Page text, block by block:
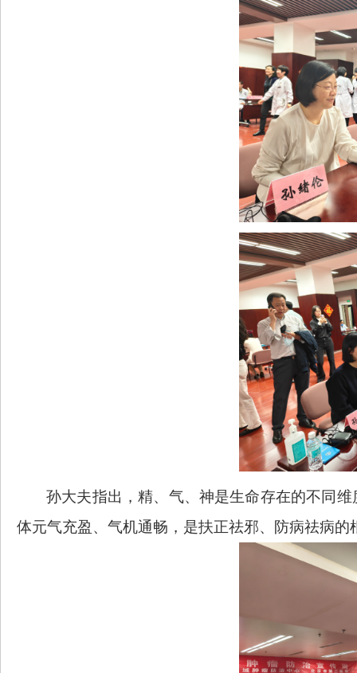
孙大夫指出，精、气、神是生命存在的不同
体元气充盈、气机通畅，是扶正祛邪、防病祛病的